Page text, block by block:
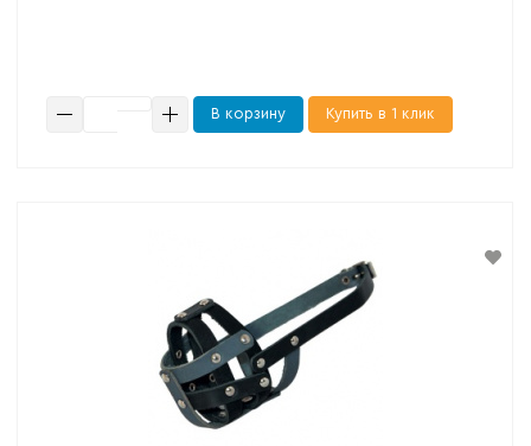
В корзину Купить в 1 клик